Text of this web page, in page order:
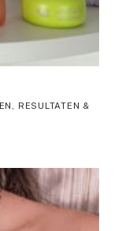
RESULTATEN &